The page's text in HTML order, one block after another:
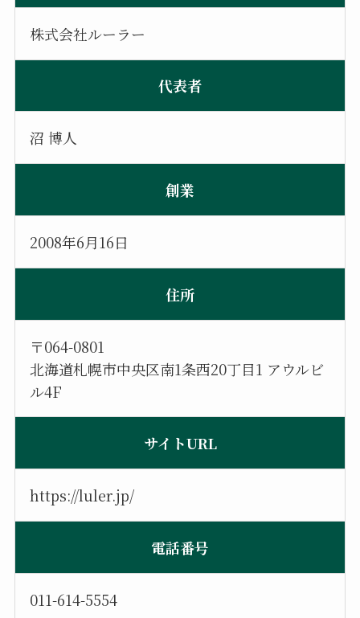
株式会社ルーラー
代表者
沼 博人
創業
2008年6月16日
住所
〒064-0801
北海道札幌市中央区南1条西20丁目1 アウルビ
ル4F
サイトURL
https://luler.jp/
電話番号
011-614-5554